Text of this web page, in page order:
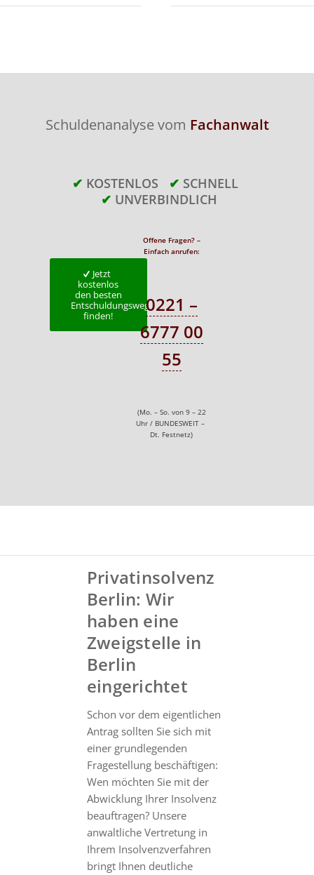
Schuldenanalyse vom Fachanwalt
✔ KOSTENLOS ✔ SCHNELL
✔ UNVERBINDLICH
Jetzt
kostenlos
den besten
Entschuldungsweg
finden!
Offene Fragen? –
Einfach anrufen:
0221 –
6777 00
55
(Mo. – So. von 9 – 22
Uhr / BUNDESWEIT –
Dt. Festnetz)
Privatinsolvenz
Berlin: Wir
haben eine
Zweigstelle in
Berlin
eingerichtet
Schon vor dem eigentlichen
Antrag sollten Sie sich mit
einer grundlegenden
Fragestellung beschäftigen:
Wen möchten Sie mit der
Abwicklung Ihrer Insolvenz
beauftragen? Unsere
anwaltliche Vertretung in
Ihrem Insolvenzverfahren
bringt Ihnen deutliche